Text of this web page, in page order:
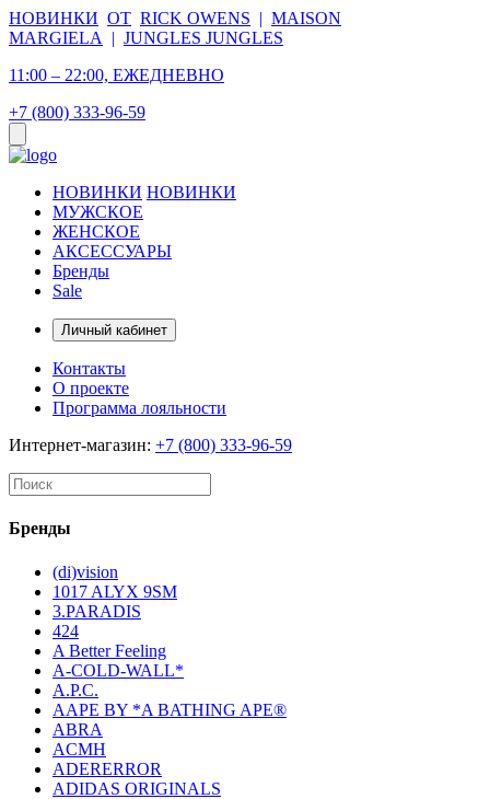
НОВИНКИ ОТ RICK OWENS | MAISON
MARGIELA
| JUNGLES JUNGLES
11:00 – 22:00, ЕЖЕДНЕВНО
+7 (800) 333-96-59
НОВИНКИ НОВИНКИ
МУЖСКОЕ
ЖЕНСКОЕ
АКСЕССУАРЫ
Бренды
Sale
Личный кабинет
Контакты
О проекте
Программа лояльности
Интернет-магазин: +7 (800) 333-96-59
Бренды
(di)vision
1017 ALYX 9SM
3.PARADIS
424
A Better Feeling
A-COLD-WALL*
A.P.C.
AAPE BY *A BATHING APE®
ABRA
ACMH
ADERERROR
ADIDAS ORIGINALS